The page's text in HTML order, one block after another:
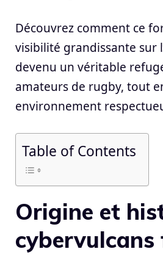
Découvrez comment ce
visibilité grandissante sur
devenu un véritable
amateurs de rugby, tout
environnement
Table of Contents
Origine et
cybervulcans